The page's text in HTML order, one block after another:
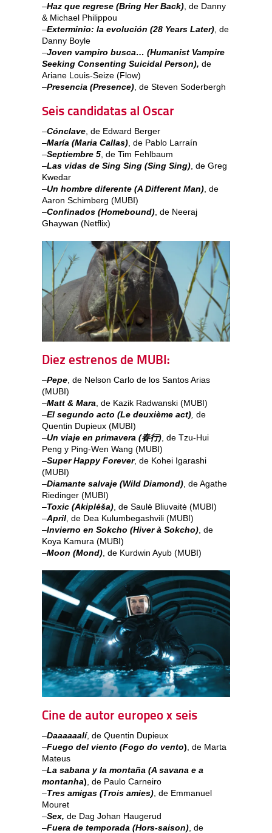
–Haz que regrese (Bring Her Back) , de Danny
& Michael Philippou
–Exterminio: la evolución (28 Years Later) , de
Danny Boyle
–Joven vampiro busca… (Humanist Vampire
Seeking Consenting Suicidal Person), de
Ariane Louis-Seize (Flow)
–Presencia (Presence) , de Steven Soderbergh
Seis candidatas al Oscar
–Cónclave , de Edward Berger
–María (Maria Callas) , de Pablo Larraín
–Septiembre 5 , de Tim Fehlbaum
–Las vidas de Sing Sing (Sing Sing) , de Greg
Kwedar
–Un hombre diferente (A Different Man) , de
Aaron Schimberg (MUBI)
–Confinados (Homebound) , de Neeraj
Ghaywan (Netflix)
Diez estrenos de MUBI:
–Pepe , de Nelson Carlo de los Santos Arias
(MUBI)
–Matt & Mara , de Kazik Radwanski (MUBI)
–El segundo acto (Le deuxième act) de
Quentin Dupieux (MUBI)
–Un viaje en primavera (春行) , de Tzu-Hui
Peng y Ping-Wen Wang (MUBI)
–Super Happy Forever, de Kohei Igarashi
(MUBI)
–Diamante salvaje (Wild Diamond) , de Agathe
Riedinger (MUBI)
–Toxic (Akiplėša) , de Saulė Bliuvaitė (MUBI)
–April , de Dea Kulumbegashvili (MUBI)
–Invierno en Sokcho (Hiver à Sokcho) , de
Koya Kamura (MUBI)
–Moon (Mond) , de Kurdwin Ayub (MUBI)
Cine de autor europeo x seis
–Daaaaaalí, de Quentin Dupieux
–Fuego del viento (Fogo do vento) , de Marta
Mateus
–La sabana y la montaña (A savana e a
montanha) , de Paulo Carneiro
–Tres amigas (Trois amies) , de Emmanuel
Mouret
–Sex, de Dag Johan Haugerud
–Fuera de temporada (Hors-saison) , de